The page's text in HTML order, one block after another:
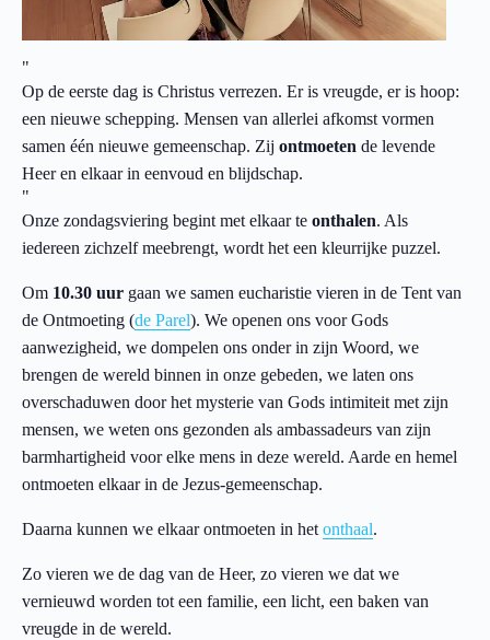
Op de eerste dag is Christus verrezen. Er is vreugde, er is hoop:
een nieuwe schepping. Mensen van allerlei afkomst vormen
samen één nieuwe gemeenschap. Zij ontmoeten de levende
Heer en elkaar in eenvoud en blijdschap.
Onze zondagsviering begint met elkaar te onthalen. Als
iedereen zichzelf meebrengt, wordt het een kleurrijke puzzel.
Om 10.30 uur gaan we samen eucharistie vieren in de Tent van
de Ontmoeting (de Parel). We openen ons voor Gods
aanwezigheid, we dompelen ons onder in zijn Woord, we
brengen de wereld binnen in onze gebeden, we laten ons
overschaduwen door het mysterie van Gods intimiteit met zijn
mensen, we weten ons gezonden als ambassadeurs van zijn
barmhartigheid voor elke mens in deze wereld. Aarde en hemel
ontmoeten elkaar in de Jezus-gemeenschap.
Daarna kunnen we elkaar ontmoeten in het onthaal.
Zo vieren we de dag van de Heer, zo vieren we dat we
vernieuwd worden tot een familie, een licht, een baken van
vreugde in de wereld.